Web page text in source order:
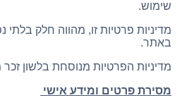
שימוש.
מדיניות פרטיות זו, מהווה חלק
באתר.
מדיניות הפרטיות מנוסחת בלשון
מסירת פרטים ומידע אישי